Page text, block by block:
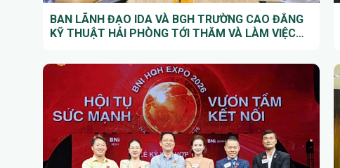
BAN LÃNH ĐẠO IDA VÀ BGH TRƯỜNG CAO ĐẲNG
KỸ THUẬT HẢI PHÒNG TỚI THĂM VÀ LÀM VIỆC
PHƯƠNG ĐÔNG